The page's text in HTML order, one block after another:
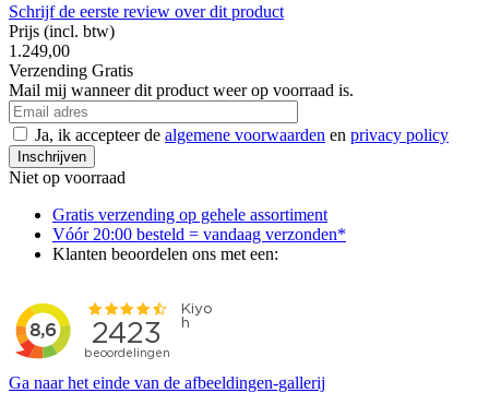
Schrijf de eerste review over dit product
Prijs (incl. btw)
1.249,00
Verzending Gratis
Mail mij wanneer dit product weer op voorraad is.
Ja, ik accepteer de algemene voorwaarden en privacy policy
Inschrijven
Niet op voorraad
Gratis verzending op gehele assortiment
Vóór 20:00 besteld = vandaag verzonden*
Klanten beoordelen ons met een:
Ga naar het einde van de afbeeldingen-gallerij